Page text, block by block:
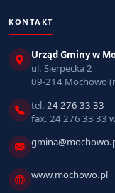
KONTAKT
Urząd Gminy w
ul. Sierpecka 2
09-214 Mochowo
tel. 24 276 33 33
fax. 24 276 33 33
www.mochowo.pl